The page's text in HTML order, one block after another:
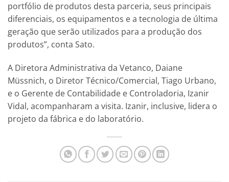
portfólio de produtos desta parceria, seus principais
diferenciais, os equipamentos e a tecnologia de última
geração que serão utilizados para a produção dos
produtos”, conta Sato.
A Diretora Administrativa da Vetanco, Daiane
Müssnich, o Diretor Técnico/Comercial, Tiago Urbano,
e o Gerente de Contabilidade e Controladoria, Izanir
Vidal, acompanharam a visita. Izanir, inclusive, lidera o
projeto da fábrica e do laboratório.